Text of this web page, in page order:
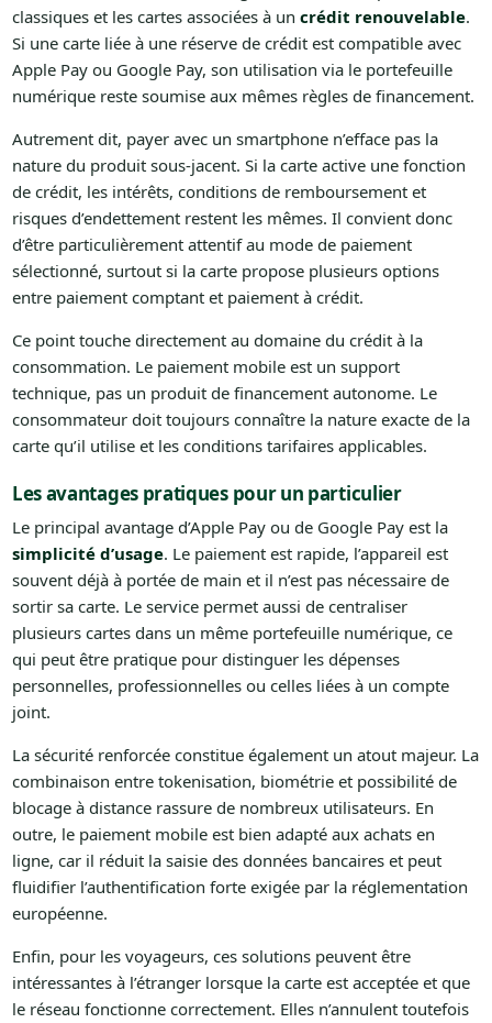
classiques et les cartes associées à un crédit renouvelable.
Si une carte liée à une réserve de crédit est compatible avec
Apple Pay ou Google Pay, son utilisation via le portefeuille
numérique reste soumise aux mêmes règles de financement.
Autrement dit, payer avec un smartphone n’efface pas la
nature du produit sous-jacent. Si la carte active une fonction
de crédit, les intérêts, conditions de remboursement et
risques d’endettement restent les mêmes. Il convient donc
d’être particulièrement attentif au mode de paiement
sélectionné, surtout si la carte propose plusieurs options
entre paiement comptant et paiement à crédit.
Ce point touche directement au domaine du crédit à la
consommation. Le paiement mobile est un support
technique, pas un produit de financement autonome. Le
consommateur doit toujours connaître la nature exacte de la
carte qu’il utilise et les conditions tarifaires applicables.
Les avantages pratiques pour un particulier
Le principal avantage d’Apple Pay ou de Google Pay est la
simplicité d’usage. Le paiement est rapide, l’appareil est
souvent déjà à portée de main et il n’est pas nécessaire de
sortir sa carte. Le service permet aussi de centraliser
plusieurs cartes dans un même portefeuille numérique, ce
qui peut être pratique pour distinguer les dépenses
personnelles, professionnelles ou celles liées à un compte
joint.
La sécurité renforcée constitue également un atout majeur. La
combinaison entre tokenisation, biométrie et possibilité de
blocage à distance rassure de nombreux utilisateurs. En
outre, le paiement mobile est bien adapté aux achats en
ligne, car il réduit la saisie des données bancaires et peut
fluidifier l’authentification forte exigée par la réglementation
européenne.
Enfin, pour les voyageurs, ces solutions peuvent être
intéressantes à l’étranger lorsque la carte est acceptée et que
le réseau fonctionne correctement. Elles n’annulent toutefois